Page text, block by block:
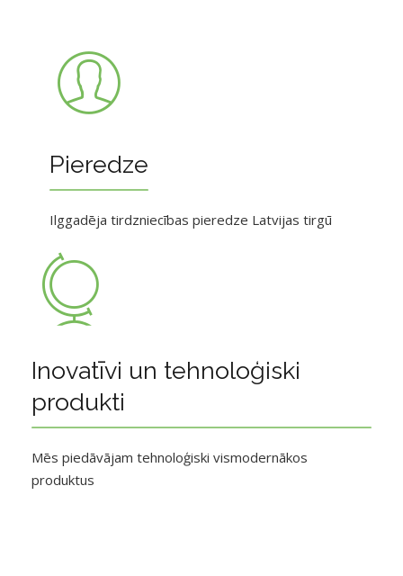
Pieredze
Ilggadēja tirdzniecības pieredze Latvijas tirgū
Inovatīvi un tehnoloģiski
produkti
Mēs piedāvājam tehnoloģiski vismodernākos
produktus